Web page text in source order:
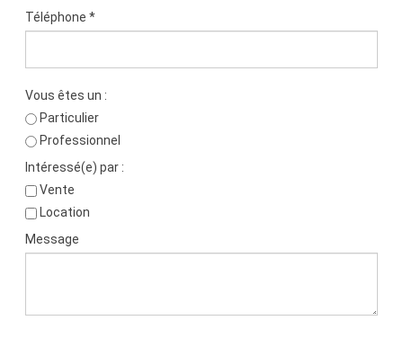
Téléphone *
Vous êtes un :
Particulier
Professionnel
Intéressé(e) par :
Vente
Location
Message